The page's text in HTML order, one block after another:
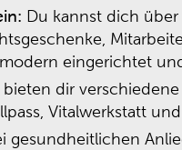
Du kannst dich
eingerichtet
bieten dir
Vitalwerkstatt
gesundheitlichen